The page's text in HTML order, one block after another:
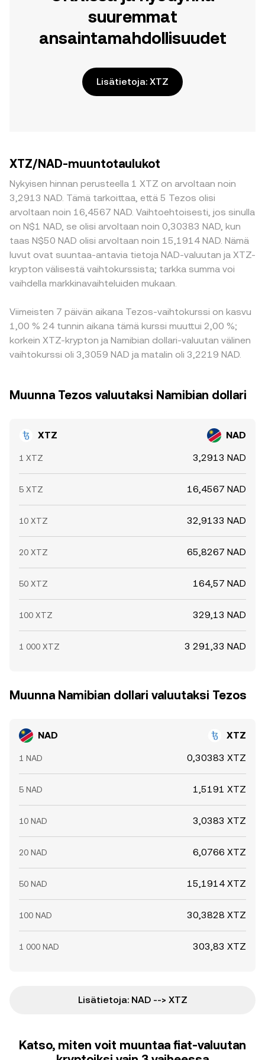
suuremmat
ansaintamahdollisuudet
Lisätietoja: XTZ
XTZ/NAD-muuntotaulukot
Nykyisen hinnan perusteella 1 XTZ on arvoltaan noin
3,2913 NAD. Tämä tarkoittaa, että 5 Tezos olisi
arvoltaan noin 16,4567 NAD. Vaihtoehtoisesti, jos sinulla
on N$1 NAD, se olisi arvoltaan noin 0,30383 NAD, kun
taas N$50 NAD olisi arvoltaan noin 15,1914 NAD. Nämä
luvut ovat suuntaa-antavia tietoja NAD-valuutan ja XTZ-
krypton välisestä vaihtokurssista; tarkka summa voi
vaihdella markkinavaihteluiden mukaan.
Viimeisten 7 päivän aikana Tezos-vaihtokurssi on kasvu
1,00 % 24 tunnin aikana tämä kurssi muuttui 2,00 %;
korkein XTZ-krypton ja Namibian dollari-valuutan välinen
vaihtokurssi oli 3,3059 NAD ja matalin oli 3,2219 NAD.
Muunna Tezos valuutaksi Namibian dollari
XTZ NAD
1 XTZ 3,2913 NAD
5 XTZ 16,4567 NAD
10 XTZ 32,9133 NAD
20 XTZ 65,8267 NAD
50 XTZ 164,57 NAD
100 XTZ 329,13 NAD
1 000 XTZ 3 291,33 NAD
Muunna Namibian dollari valuutaksi Tezos
NAD XTZ
1 NAD 0,30383 XTZ
5 NAD 1,5191 XTZ
10 NAD 3,0383 XTZ
20 NAD 6,0766 XTZ
50 NAD 15,1914 XTZ
100 NAD 30,3828 XTZ
1 000 NAD 303,83 XTZ
Lisätietoja: NAD --> XTZ
Katso, miten voit muuntaa fiat-valuutan